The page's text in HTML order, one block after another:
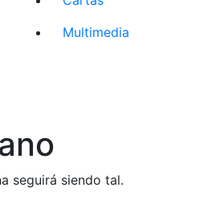
Multimedia
seguirá siendo tal.